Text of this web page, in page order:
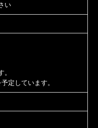
い
定しています。